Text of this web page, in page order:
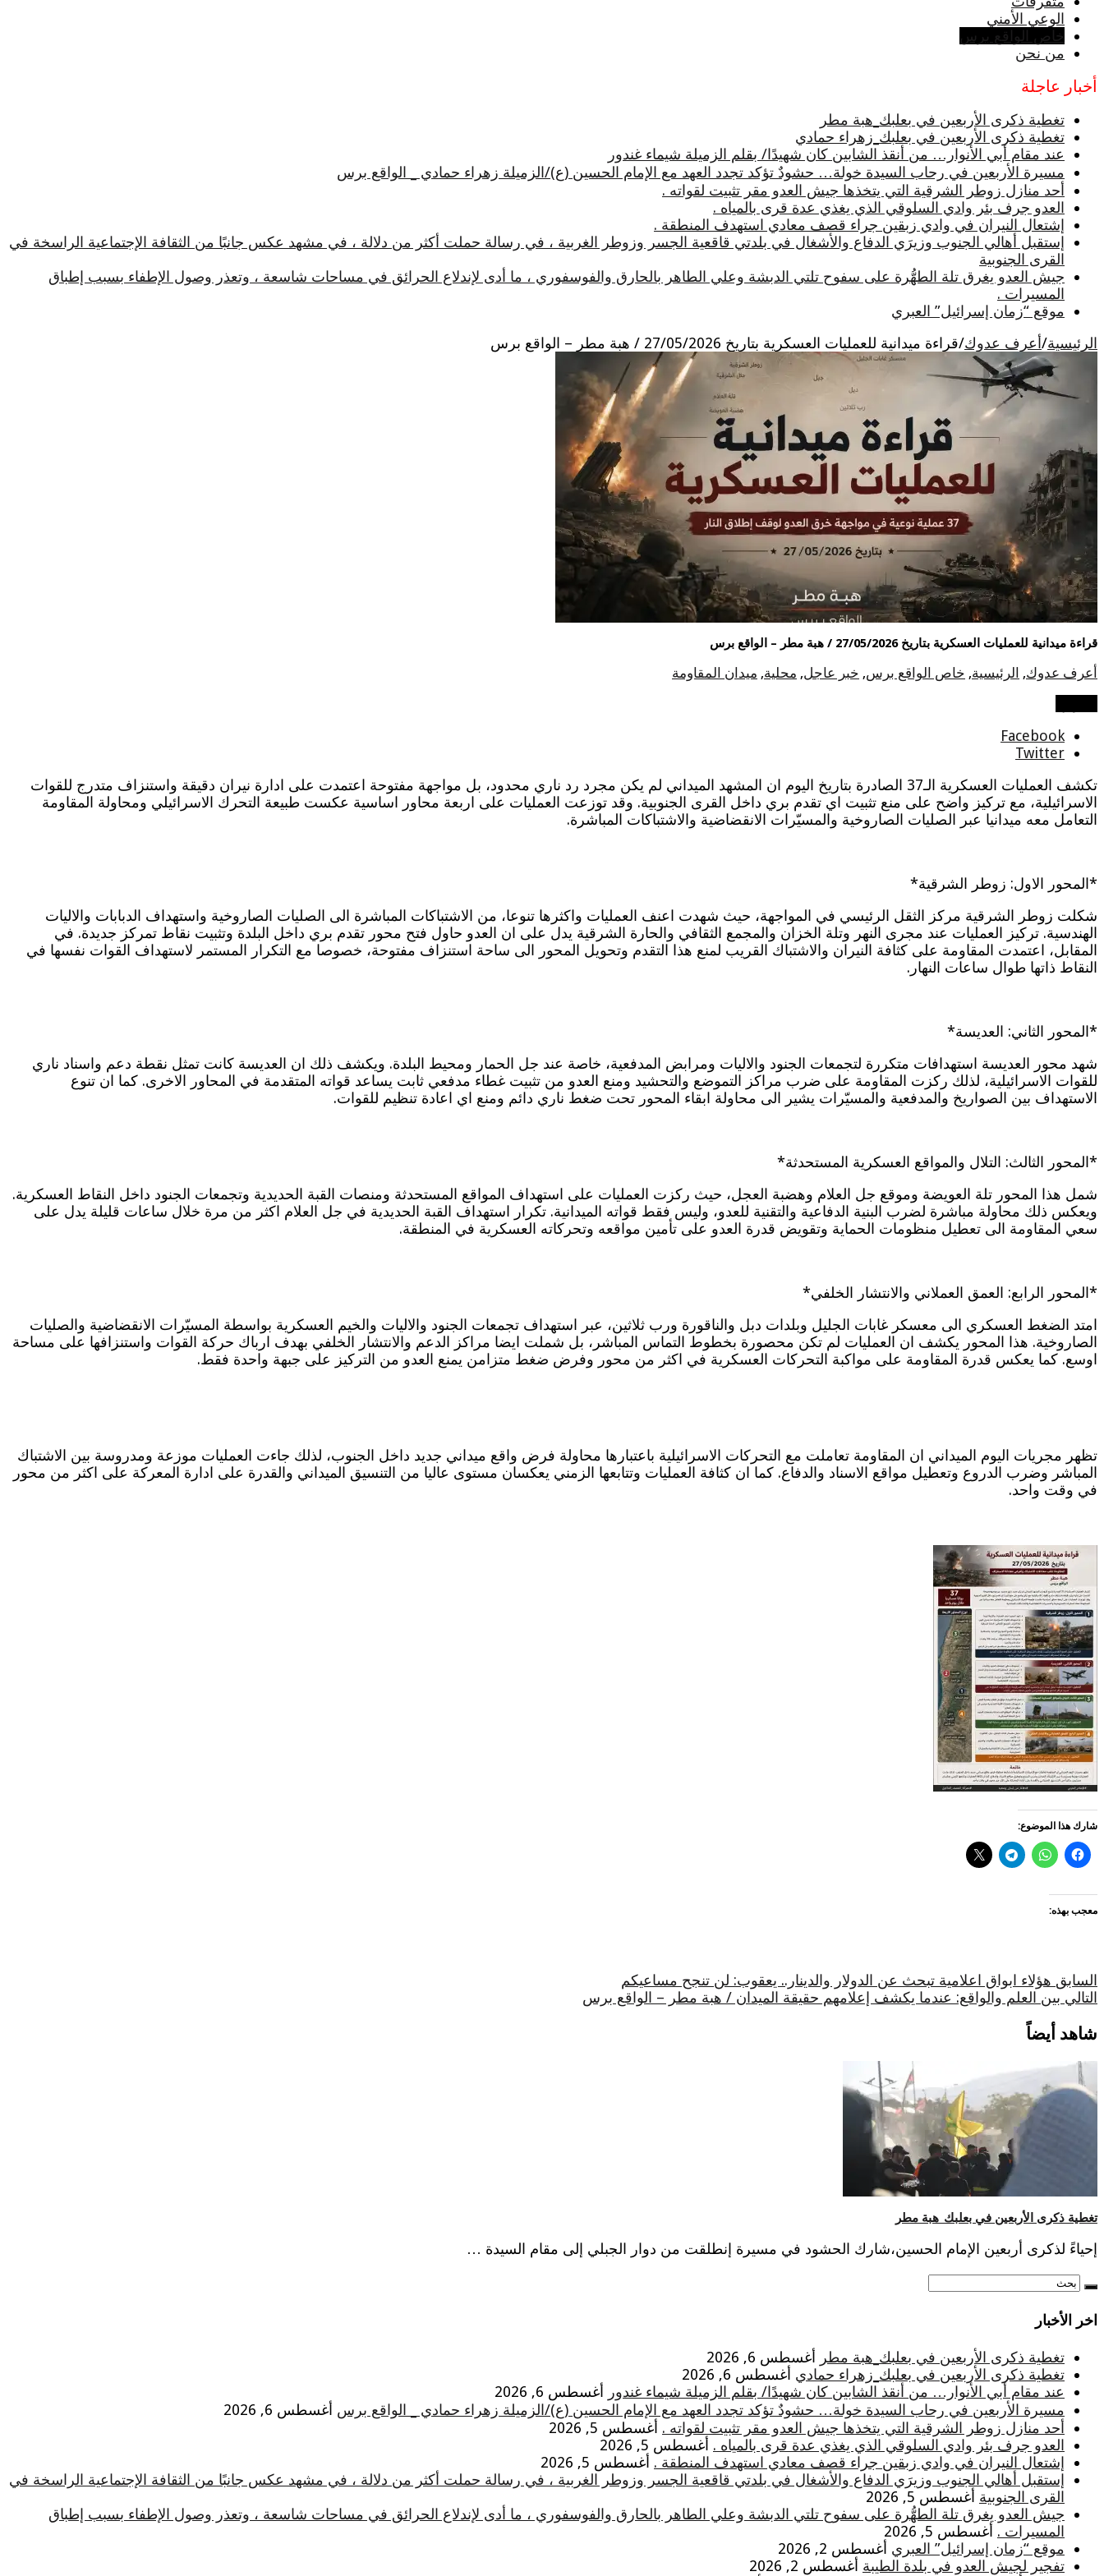
الوعي الأمني
خاص الواقع برس
من نحن
أخبار عاجلة
تغطية ذكرى الأربعين في بعلبك_هبة مطر
تغطية ذكرى الأربعين في بعلبك_زهراء حمادي
عند مقام أبي الأنوار… من أنقذ الشابين كان شهيدًا/ بقلم الزميلة شيماء غندور
مسيرة الأربعين في رحاب السيدة خولة… حشودٌ تؤكد تجدد العهد مع الإمام الحسين (ع)/الزميلة زهراء حمادي _ الواقع برس
أحد منازل زوطر الشرقية التي يتخذها جيش العدو مقر تثبيت لقواته .
العدو جرف بئر وادي السلوقي الذي يغذي عدة قرى بالمياه .
إشتعال النيران في وادي زبقين جراء قصف معادي استهدف المنطقة .
إستقبل أهالي الجنوب وزيرَي الدفاع والأشغال في بلدتي قاقعية الجسر وزوطر الغربية ، في رسالة حملت أكثر من دلالة ، في مشهد عكس جانبًا من الثقافة الإجتماعية الراسخة في
القرى الجنوبية
جيش العدو يغرق تلة الطهُّرة على سفوح تلتي الدبشة وعلي الطاهر بالحارق والفوسفوري ، ما أدى لإندلاع الحرائق في مساحات شاسعة ، وتعذر وصول الإطفاء بسبب إطباق
المسيرات .
موقع “زمان إسرائيل” العبري
الرئيسية/أعرف عدوك/قراءة ميدانية للعمليات العسكرية بتاريخ 27/05/2026 / هبة مطر – الواقع برس
قراءة ميدانية للعمليات العسكرية بتاريخ 27/05/2026 / هبة مطر – الواقع برس
أعرف عدوك, الرئيسية, خاص الواقع برس, خبر عاجل, محلية, ميدان المقاومة
Facebook
Twitter
تكشف العمليات العسكرية الـ37 الصادرة بتاريخ اليوم ان المشهد الميداني لم يكن مجرد رد ناري محدود، بل مواجهة مفتوحة اعتمدت على ادارة نيران دقيقة واستنزاف متدرج للقوات
الاسرائيلية، مع تركيز واضح على منع تثبيت اي تقدم بري داخل القرى الجنوبية. وقد توزعت العمليات على اربعة محاور اساسية عكست طبيعة التحرك الاسرائيلي ومحاولة المقاومة
التعامل معه ميدانيا عبر الصليات الصاروخية والمسيّرات الانقضاضية والاشتباكات المباشرة.
*المحور الاول: زوطر الشرقية*
شكلت زوطر الشرقية مركز الثقل الرئيسي في المواجهة، حيث شهدت اعنف العمليات واكثرها تنوعا، من الاشتباكات المباشرة الى الصليات الصاروخية واستهداف الدبابات والاليات
الهندسية. تركيز العمليات عند مجرى النهر وتلة الخزان والمجمع الثقافي والحارة الشرقية يدل على ان العدو حاول فتح محور تقدم بري داخل البلدة وتثبيت نقاط تمركز جديدة. في
المقابل، اعتمدت المقاومة على كثافة النيران والاشتباك القريب لمنع هذا التقدم وتحويل المحور الى ساحة استنزاف مفتوحة، خصوصا مع التكرار المستمر لاستهداف القوات نفسها في
النقاط ذاتها طوال ساعات النهار.
*المحور الثاني: العديسة*
شهد محور العديسة استهدافات متكررة لتجمعات الجنود والاليات ومرابض المدفعية، خاصة عند جل الحمار ومحيط البلدة. ويكشف ذلك ان العديسة كانت تمثل نقطة دعم واسناد ناري
للقوات الاسرائيلية، لذلك ركزت المقاومة على ضرب مراكز التموضع والتحشيد ومنع العدو من تثبيت غطاء مدفعي ثابت يساعد قواته المتقدمة في المحاور الاخرى. كما ان تنوع
الاستهداف بين الصواريخ والمدفعية والمسيّرات يشير الى محاولة ابقاء المحور تحت ضغط ناري دائم ومنع اي اعادة تنظيم للقوات.
*المحور الثالث: التلال والمواقع العسكرية المستحدثة*
شمل هذا المحور تلة العويضة وموقع جل العلام وهضبة العجل، حيث ركزت العمليات على استهداف المواقع المستحدثة ومنصات القبة الحديدية وتجمعات الجنود داخل النقاط العسكرية.
ويعكس ذلك محاولة مباشرة لضرب البنية الدفاعية والتقنية للعدو، وليس فقط قواته الميدانية. تكرار استهداف القبة الحديدية في جل العلام اكثر من مرة خلال ساعات قليلة يدل على
سعي المقاومة الى تعطيل منظومات الحماية وتقويض قدرة العدو على تأمين مواقعه وتحركاته العسكرية في المنطقة.
*المحور الرابع: العمق العملاني والانتشار الخلفي*
امتد الضغط العسكري الى معسكر غابات الجليل وبلدات دبل والناقورة ورب ثلاثين، عبر استهداف تجمعات الجنود والاليات والخيم العسكرية بواسطة المسيّرات الانقضاضية والصليات
الصاروخية. هذا المحور يكشف ان العمليات لم تكن محصورة بخطوط التماس المباشر، بل شملت ايضا مراكز الدعم والانتشار الخلفي بهدف ارباك حركة القوات واستنزافها على مساحة
اوسع. كما يعكس قدرة المقاومة على مواكبة التحركات العسكرية في اكثر من محور وفرض ضغط متزامن يمنع العدو من التركيز على جبهة واحدة فقط.
تظهر مجريات اليوم الميداني ان المقاومة تعاملت مع التحركات الاسرائيلية باعتبارها محاولة فرض واقع ميداني جديد داخل الجنوب، لذلك جاءت العمليات موزعة ومدروسة بين الاشتباك
المباشر وضرب الدروع وتعطيل مواقع الاسناد والدفاع. كما ان كثافة العمليات وتتابعها الزمني يعكسان مستوى عاليا من التنسيق الميداني والقدرة على ادارة المعركة على اكثر من محور
في وقت واحد.
شارك هذا الموضوع:
معجب بهذه:
السابق هؤلاء ابواق اعلامية تبحث عن الدولار والدينار.. يعقوب: لن تنجح مساعيكم
التالي بين العلم والواقع: عندما يكشف إعلامهم حقيقة الميدان / هبة مطر – الواقع برس
شاهد أيضاً
تغطية ذكرى الأربعين في بعلبك_هبة مطر
إحياءً لذكرى أربعين الإمام الحسين،شارك الحشود في مسيرة إنطلقت من دوار الجبلي إلى مقام السيدة …
اخر الأخبار
تغطية ذكرى الأربعين في بعلبك_هبة مطر أغسطس 6, 2026
تغطية ذكرى الأربعين في بعلبك_زهراء حمادي أغسطس 6, 2026
عند مقام أبي الأنوار… من أنقذ الشابين كان شهيدًا/ بقلم الزميلة شيماء غندور أغسطس 6, 2026
مسيرة الأربعين في رحاب السيدة خولة… حشودٌ تؤكد تجدد العهد مع الإمام الحسين (ع)/الزميلة زهراء حمادي _ الواقع برس أغسطس 6, 2026
أحد منازل زوطر الشرقية التي يتخذها جيش العدو مقر تثبيت لقواته . أغسطس 5, 2026
العدو جرف بئر وادي السلوقي الذي يغذي عدة قرى بالمياه . أغسطس 5, 2026
إشتعال النيران في وادي زبقين جراء قصف معادي استهدف المنطقة . أغسطس 5, 2026
إستقبل أهالي الجنوب وزيرَي الدفاع والأشغال في بلدتي قاقعية الجسر وزوطر الغربية ، في رسالة حملت أكثر من دلالة ، في مشهد عكس جانبًا من الثقافة الإجتماعية الراسخة في
القرى الجنوبية أغسطس 5, 2026
جيش العدو يغرق تلة الطهُّرة على سفوح تلتي الدبشة وعلي الطاهر بالحارق والفوسفوري ، ما أدى لإندلاع الحرائق في مساحات شاسعة ، وتعذر وصول الإطفاء بسبب إطباق
المسيرات . أغسطس 5, 2026
موقع “زمان إسرائيل” العبري أغسطس 2, 2026
تفجير لجيش العدو في بلدة الطيبة أغسطس 2, 2026